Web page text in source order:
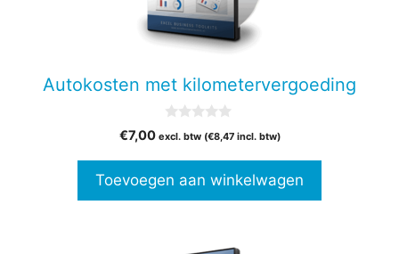
Autokosten met kilometervergoeding
v
5
€7,00 excl. btw (€8,47incl. btw)
Toevoegen aan winkelwagen